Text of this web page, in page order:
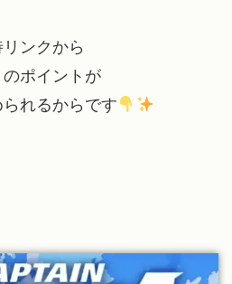
ンクから
ポイントが
れるからです